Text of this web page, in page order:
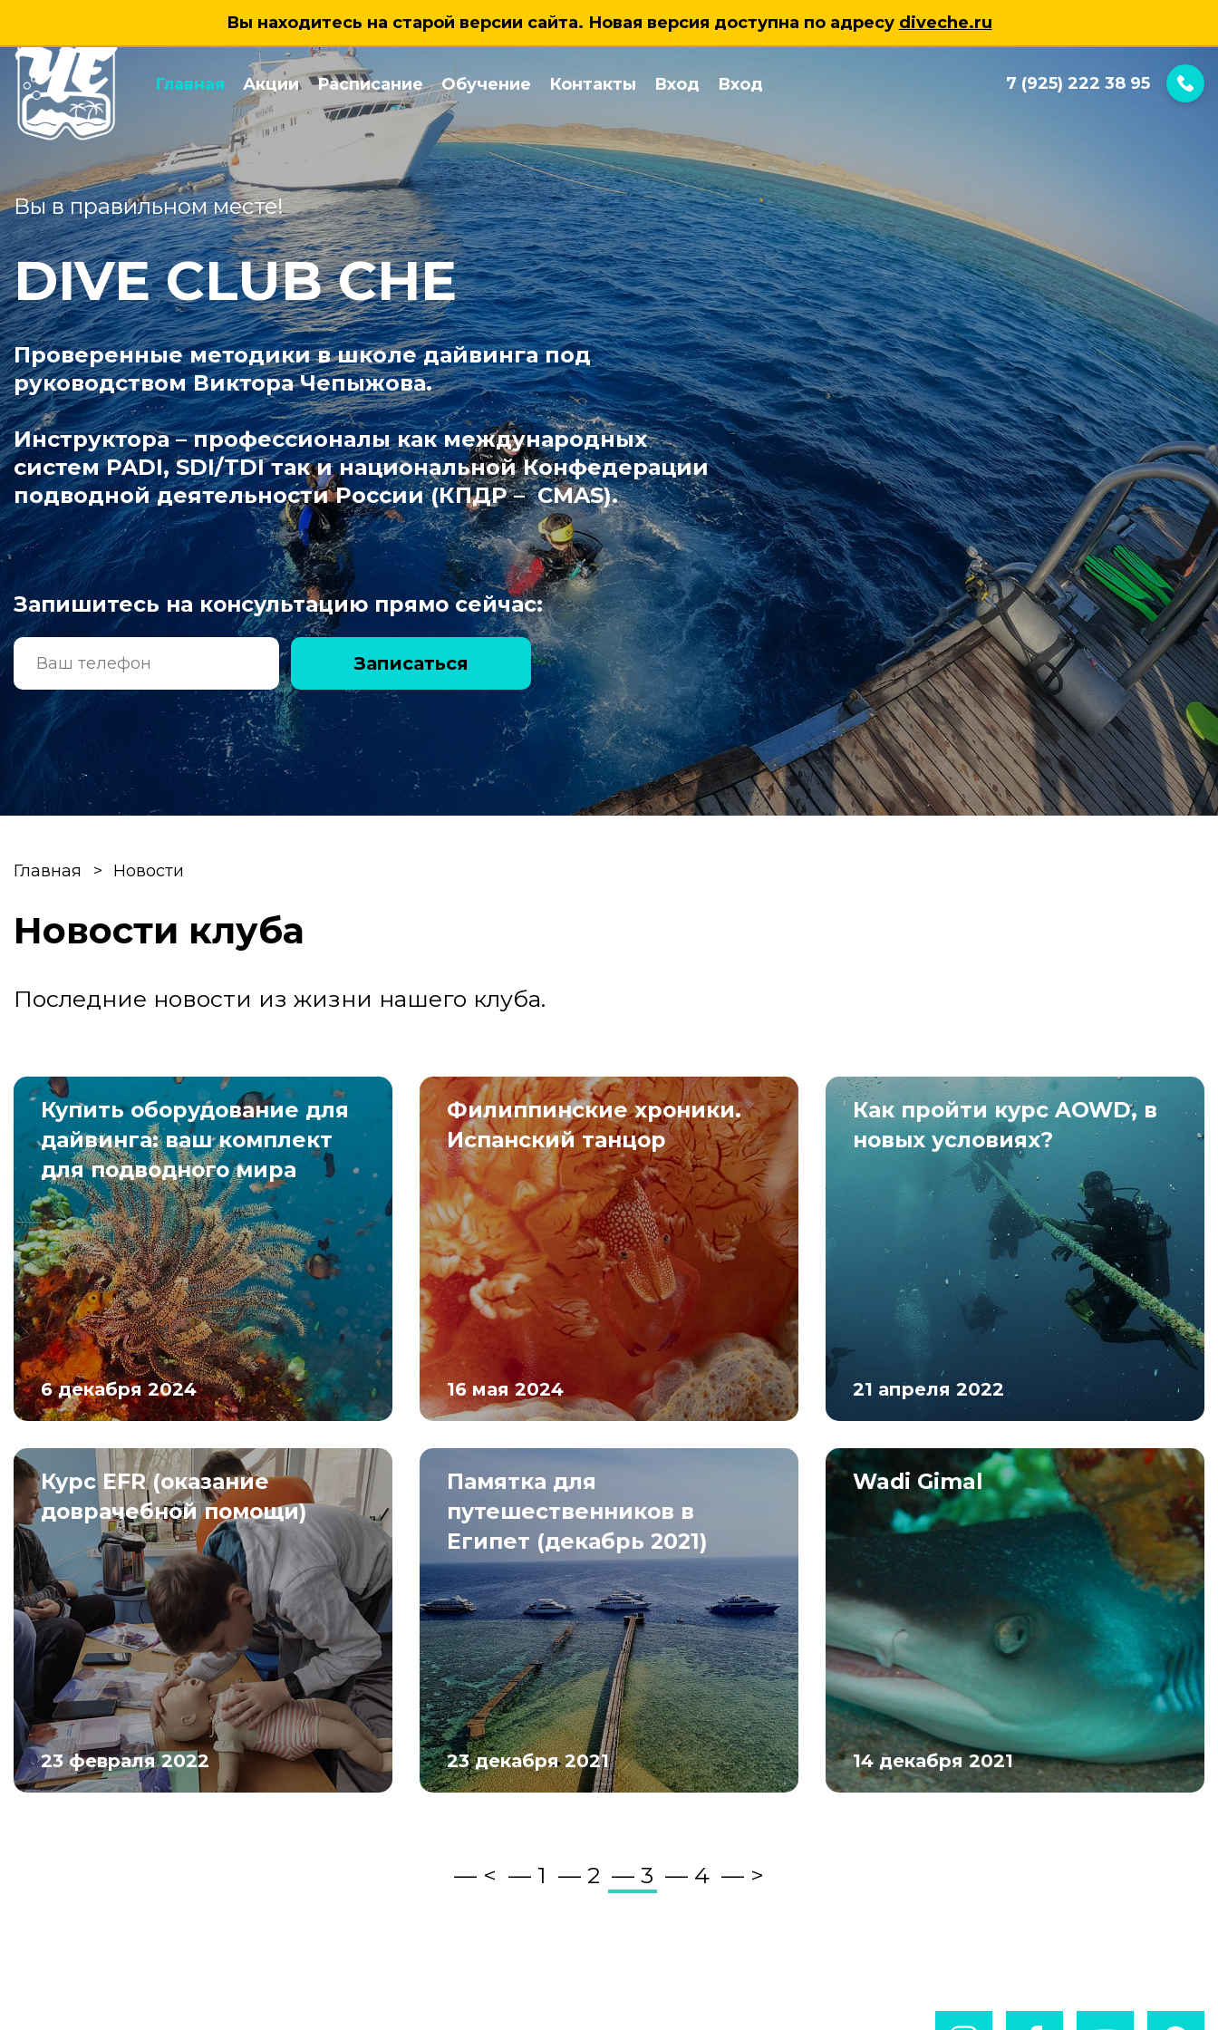
Вы находитесь на старой версии сайта. Новая версия доступна по адресу diveche.ru
Главная Акции Расписание Обучение Контакты Вход Вход 7 (925) 222 38 95
Вы в правильном месте!
DIVE CLUB CHE
Проверенные методики в школе дайвинга под
руководством Виктора Чепыжова.
Инструктора – профессионалы как международных
систем PADI, SDI/TDI так и национальной Конфедерации
подводной деятельности России (КПДР – CMAS).
Запишитесь на консультацию прямо сейчас:
Записаться
Главная Новости
Новости клуба
Последние новости из жизни нашего клуба.
Купить оборудование для
дайвинга: ваш комплект
для подводного мира
6 декабря 2024
Филиппинские хроники.
Испанский танцор
16 мая 2024
Как пройти курс AOWD, в
новых условиях?
21 апреля 2022
Курс EFR (оказание
доврачебной помощи)
23 февраля 2022
Памятка для
путешественников в
Египет (декабрь 2021)
23 декабря 2021
Wadi Gimal
14 декабря 2021
< 1 2 3 4 >